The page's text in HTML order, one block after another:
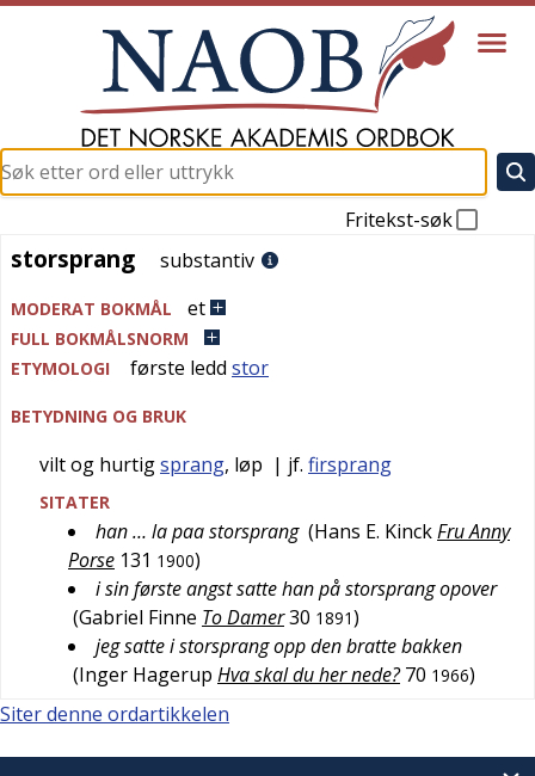
Fritekst-søk
storsprang
storsprang substantiv
MODERAT BOKMÅL et
FULL BOKMÅLSNORM
ETYMOLOGI
første ledd stor
BETYDNING OG BRUK
vilt og hurtigsprang, løp | jf. firsprang
SITATER
han … la paa storsprang (Hans E. KinckFru Anny
Porse 131 1900)
i sin første angst satte han på storsprang opover
(Gabriel Finne To Damer30 1891)
jeg satte i storsprang opp den bratte bakken
(Inger Hagerup Hva skal du her nede? 70 1966)
Siter denne ordartikkelen